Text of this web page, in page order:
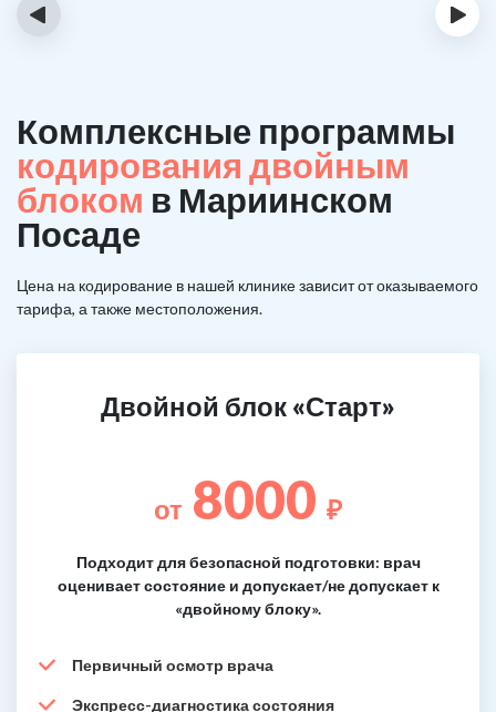
‹ ›
Комплексные программы
кодирования двойным
блоком в Мариинском
Посаде
Цена на кодирование в нашей клинике зависит от оказываемого
тарифа, а также местоположения.
Двойной блок «Старт»
от 8000 ₽
Подходит для безопасной подготовки: врач
оценивает состояние и допускает/не допускает к
«двойному блоку».
Первичный осмотр врача
Экспресс-диагностика состояния